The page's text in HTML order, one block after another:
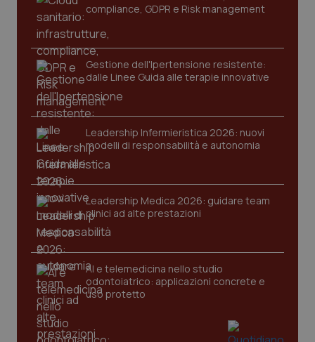
compliance, GDPR e Risk management
Gestione dell'Ipertensione resistente:
dalle Linee Guida alle terapie innovative
Leadership Infermieristica 2026: nuovi
modelli di responsabilità e autonomia
Leadership Medica 2026: guidare team
clinici ad alte prestazioni
AI e telemedicina nello studio
odontoiatrico: applicazioni concrete e
uso protetto
VISITOR_PRIVACY_METADATA
YouTube
.youtube.com
CookieScriptConsent